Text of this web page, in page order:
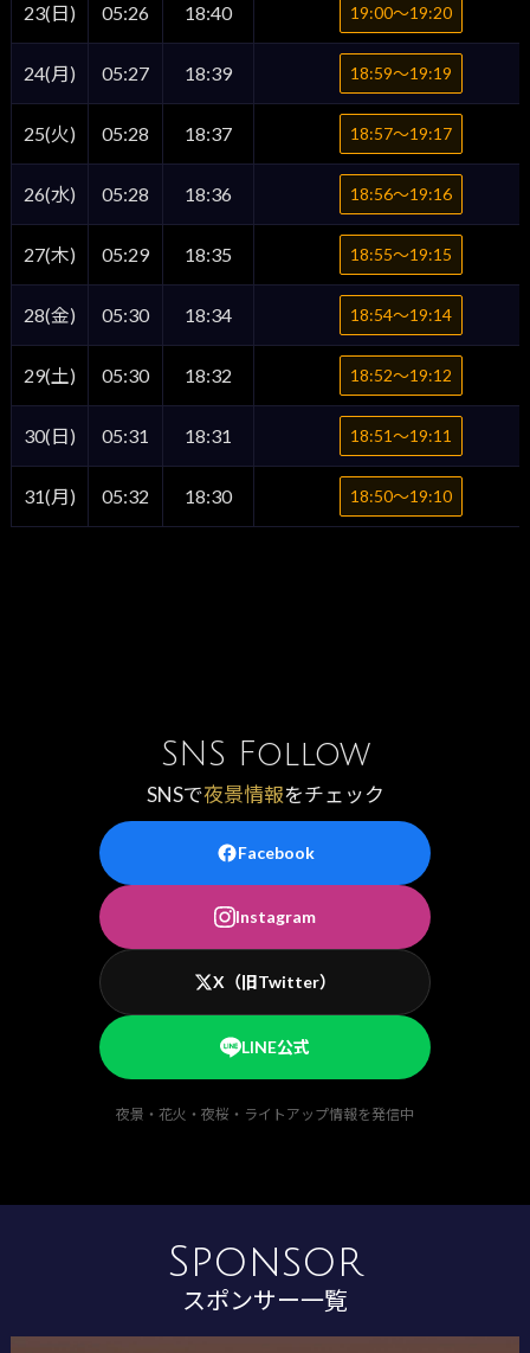
23(日) 05:26 18:40 19:00〜19:20
24(月) 05:27 18:39 18:59〜19:19
25(火) 05:28 18:37 18:57〜19:17
26(水) 05:28 18:36 18:56〜19:16
27(木) 05:29 18:35 18:55〜19:15
28(金) 05:30 18:34 18:54〜19:14
29(土) 05:30 18:32 18:52〜19:12
30(日) 05:31 18:31 18:51〜19:11
31(月) 05:32 18:30 18:50〜19:10
SNS Follow
SNSで夜景情報をチェック
Facebook
Instagram
X（旧Twitter）
LINE公式
夜景・花火・夜桜・ライトアップ情報を発信中
Sponsor
スポンサー一覧